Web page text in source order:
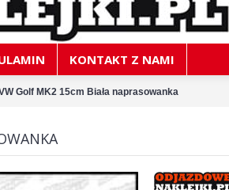
KONTAKT Z NAMI
Golf MK2 15cm Biała naprasowanka